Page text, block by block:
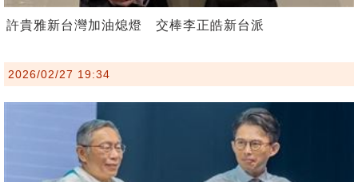
許貴雅新台灣加油熄燈 交棒李正皓新台派
2026/02/27 19:34